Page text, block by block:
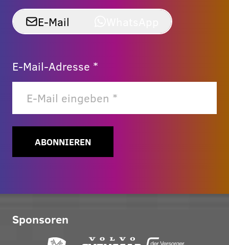
E-Mail
E-Mail-Adresse *
ABONNIEREN
Sponsoren